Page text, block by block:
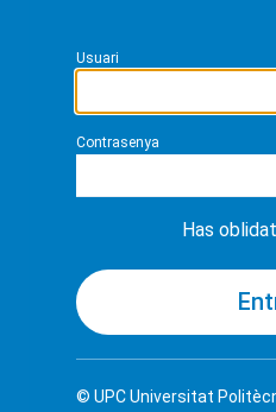
Usuari
Contrasenya
Has
© UPCUniversitat